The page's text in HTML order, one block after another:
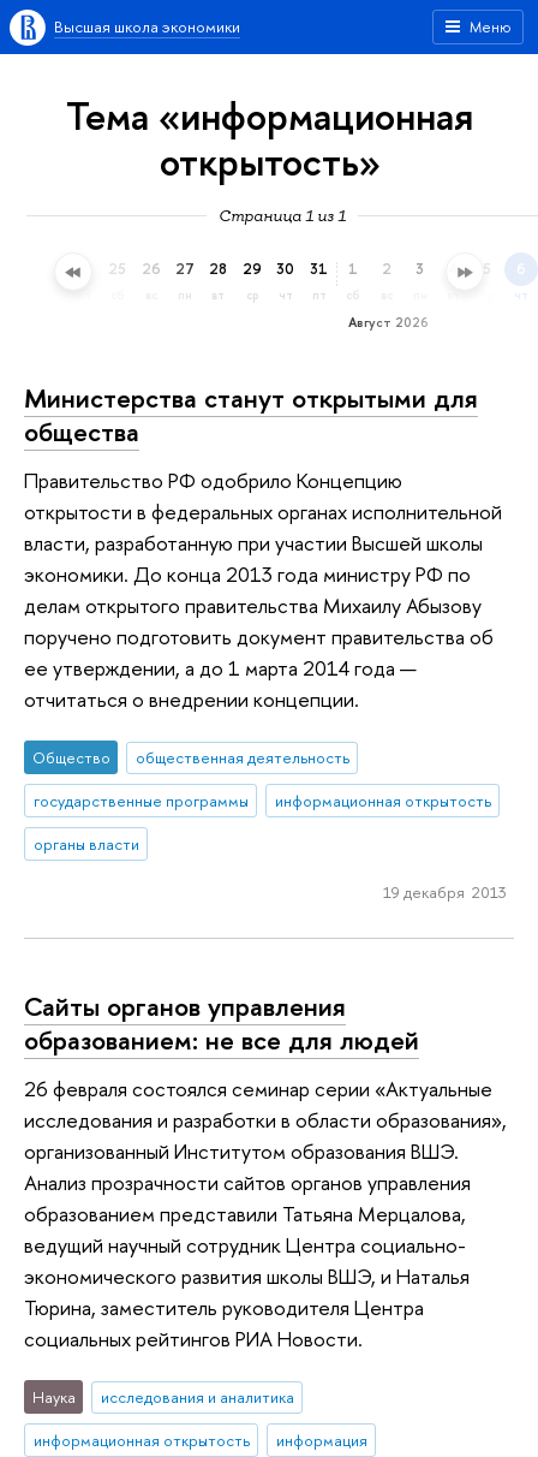
Меню
Высшая школа экономики
Тема «информационная
открытость»
Страница 1 из 1
24 25 26 27
пн
28
вт
29
ср
30
чт
31
пт
Август 2026
1
сб
2 3 4 5 6
чт
Министерства станут открытыми для
общества
Правительство РФ одобрило Концепцию
открытости в федеральных органах исполнительной
власти, разработанную при участии Высшей школы
экономики. До конца 2013 года министру РФ по
делам открытого правительства Михаилу Абызову
поручено подготовить документ правительства об
ее утверждении, а до 1 марта 2014 года —
отчитаться о внедрении концепции.
Общество
общественная деятельность
государственные программы
информационная открытость
органы власти
19 декабря 2013
Сайты органов управления
образованием: не все для людей
26 февраля состоялся семинар серии «Актуальные
исследования и разработки в области образования»,
организованный Институтом образования ВШЭ.
Анализ прозрачности сайтов органов управления
образованием представили Татьяна Мерцалова,
ведущий научный сотрудник Центра социально-
экономического развития школы ВШЭ, и Наталья
Тюрина, заместитель руководителя Центра
социальных рейтингов РИА Новости.
Наука
исследования и аналитика
информационная открытость
информация